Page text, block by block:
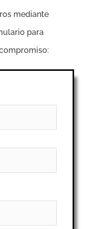
mediante
para